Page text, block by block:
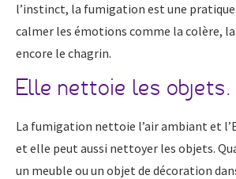
l’instinct, la fumigation est une
calmer les émotions comme la colère, la
encore le chagrin.
Elle nettoie les objets.
La fumigation nettoie l’air ambiant et
et elle peut aussi nettoyer les objets.
un meuble ou un objet de décoration